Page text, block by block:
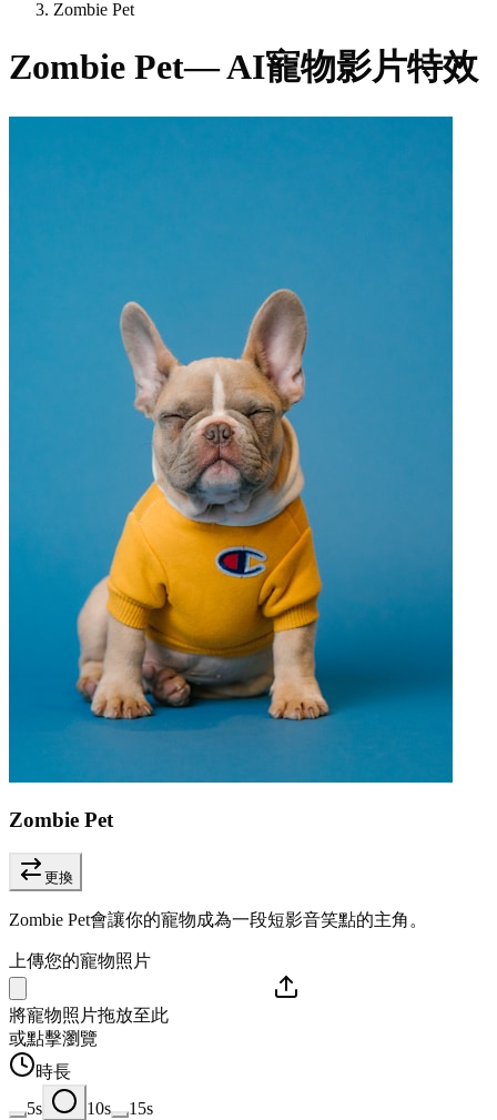
Zombie Pet
Zombie Pet— AI寵物影片特效
Zombie Pet
更換
Zombie Pet會讓你的寵物成為一段短影音笑點的主角。
上傳您的寵物照片
將寵物照片拖放至此
或點擊瀏覽
時長
5s
10s
15s